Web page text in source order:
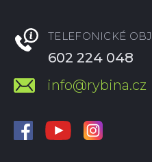
TELEFONICKÉ
602 224 048
info@rybina.cz